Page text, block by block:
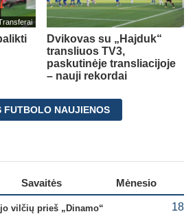
Dvikovas su „Hajduk“
transliuos TV3,
paskutinėje transliacijoje
– nauji rekordai
FUTBOLO NAUJIENOS
Savaitės Mėnesio
vilčių prieš „Dinamo“ 18